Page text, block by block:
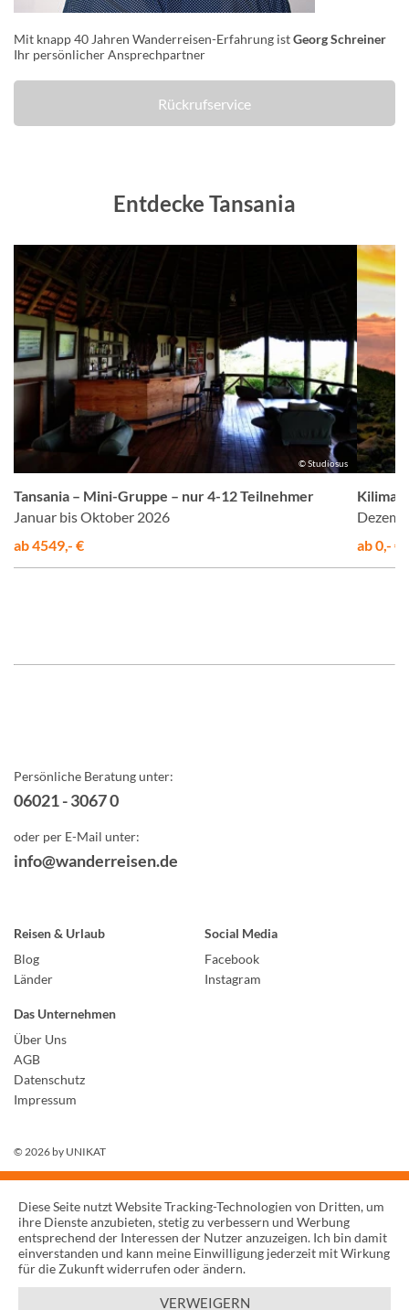
Mit knapp 40 Jahren Wanderreisen-Erfahrung istGeorg Schreiner
Ihr persönlicher Ansprechpartner
Rückrufservice
Entdecke Tansania
© Studiosus
Tansania – Mini-Gruppe – nur 4-12 Teilnehmer
Januar bis Oktober 2026
ab 4549,- €
ab 0,- €
Persönliche Beratung unter:
06021 - 3067 0
oder per E-Mail unter:
info@wanderreisen.de
Reisen & Urlaub
Blog
Länder
Social Media
Facebook
Instagram
Das Unternehmen
Über Uns
AGB
Datenschutz
Impressum
© 2026 by UNIKAT
Diese Seite nutzt Website Tracking-Technologien von Dritten, um
ihre Dienste anzubieten, stetig zu verbessern und Werbung
entsprechend der Interessen der Nutzer anzuzeigen. Ich bin damit
einverstanden und kann meine Einwilligung jederzeit mit Wirkung
für die Zukunft widerrufen oder ändern.
VERWEIGERN